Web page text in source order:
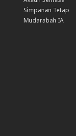
Simpanan Tetap
Mudarabah IA